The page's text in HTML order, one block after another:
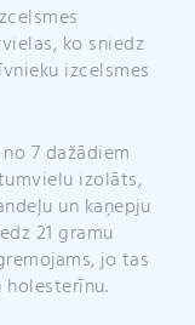
ko sniedz
izcelsmes
7 dažādiem
izolāts,
un kaņepju
21 gramu
jo tas